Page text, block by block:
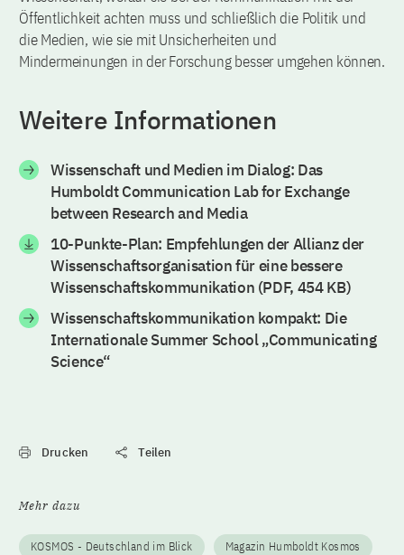
Öffentlichkeit achten muss und schließlich die Politik und
die Medien, wie sie mit Unsicherheiten und
Mindermeinungen in der Forschung besser umgehen können.
Weitere Informationen
Wissenschaft und Medien im Dialog: Das
Humboldt Communication Lab for Exchange
between Research and Media
10-Punkte-Plan: Empfehlungen der Allianz der
Wissenschaftsorganisation für eine bessere
Wissenschaftskommunikation (PDF, 454 KB)
Wissenschaftskommunikation kompakt: Die
Internationale Summer School „Communicating
Science“
Drucken Teilen
Mehr dazu
KOSMOS - Deutschland im Blick Magazin Humboldt Kosmos